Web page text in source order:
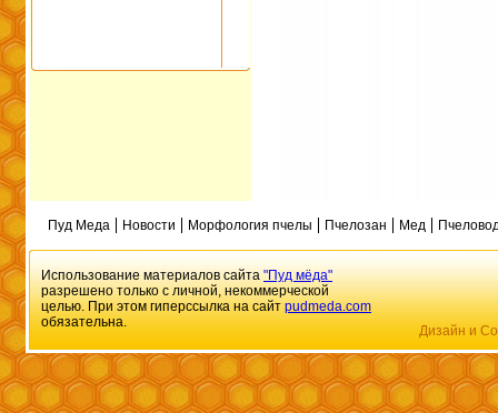
Пуд Меда Новости Морфология пчелы Пчелозан Мед
Использование материалов сайта"Пуд мёда"
разрешено только с личной, некоммерческой
целью. При этом гиперссылка на сайтpudmeda.com
обязательна.
Дизайн и